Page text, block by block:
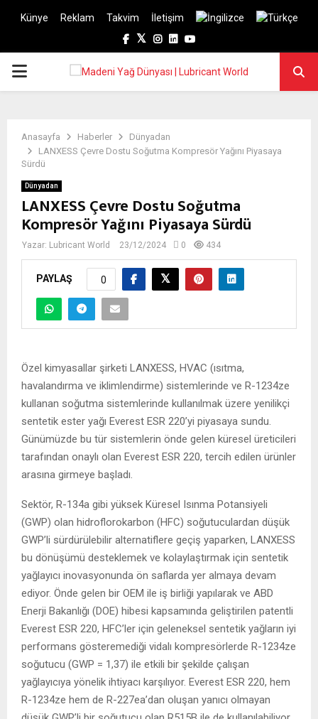
Künye Reklam Takvim
İletişim
Facebook
TwitterInstagram
LinkedinYoutube
PRIMARY
Anasayfa Haberler
Dünyadan
LANXESS Çevre Dostu Soğutma Kompresör Yağını Piyasaya
Sürdü
Dünyadan
LANXESS Çevre Dostu Soğutma
Kompresör Yağını Piyasaya Sürdü
Yazar: Lubricant World 23/12/2024 0 434
PAYLAŞ 0
Özel kimyasallar şirketi LANXESS, HVAC (ısıtma,
havalandırma ve iklimlendirme) sistemlerinde ve R-1234ze
kullanan soğutma sistemlerinde kullanılmak üzere yenilikçi
sentetik ester yağı Everest ESR 220’yi piyasaya sundu.
Günümüzde bu tür sistemlerin önde gelen küresel üreticileri
tarafından onaylı olan Everest ESR 220, tercih edilen ürünler
arasına girmeye başladı.
Sektör, R-134a gibi yüksek Küresel Isınma Potansiyeli
(GWP) olan hidroflorokarbon (HFC) soğutuculardan düşük
GWP’li sürdürülebilir alternatiflere geçiş yaparken, LANXESS
bu dönüşümü desteklemek ve kolaylaştırmak için sentetik
yağlayıcı inovasyonunda ön saflarda yer almaya devam
ediyor. Önde gelen bir OEM ile iş birliği yapılarak ve ABD
Enerji Bakanlığı (DOE) hibesi kapsamında geliştirilen patentli
Everest ESR 220, HFC’ler için geleneksel sentetik yağların iyi
performans gösteremediği vidalı kompresörlerde R-1234ze
soğutucu (GWP = 1,37) ile etkili bir şekilde çalışan
yağlayıcıya yönelik ihtiyacı karşılıyor. Everest ESR 220, hem
R-1234ze hem de R-227ea’dan oluşan yanıcı olmayan